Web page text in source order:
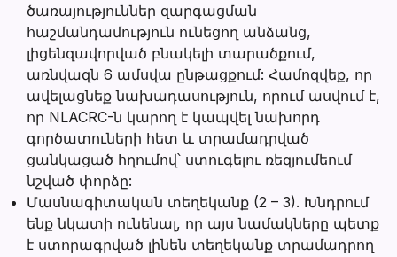
ծառայություններ զարգացման
հաշմանդամություն ունեցող անձանց,
լիցենզավորված բնակելի տարածքում,
առնվազն 6 ամսվա ընթացքում: Համոզվեք, որ
ավելացնեք նախադասություն, որում ասվում է,
որ NLACRC-ն կարող է կապվել նախորդ
գործատուների հետ և տրամադրված
ցանկացած հղումով՝ ստուգելու ռեզյումեում
նշված փորձը:
Մասնագիտական տեղեկանք (2 – 3). Խնդրում
ենք նկատի ունենալ, որ այս նամակները պետք
է ստորագրված լինեն տեղեկանք տրամադրող